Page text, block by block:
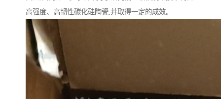
高强度、高韧性碳化硅陶瓷,并取得一定的成效。